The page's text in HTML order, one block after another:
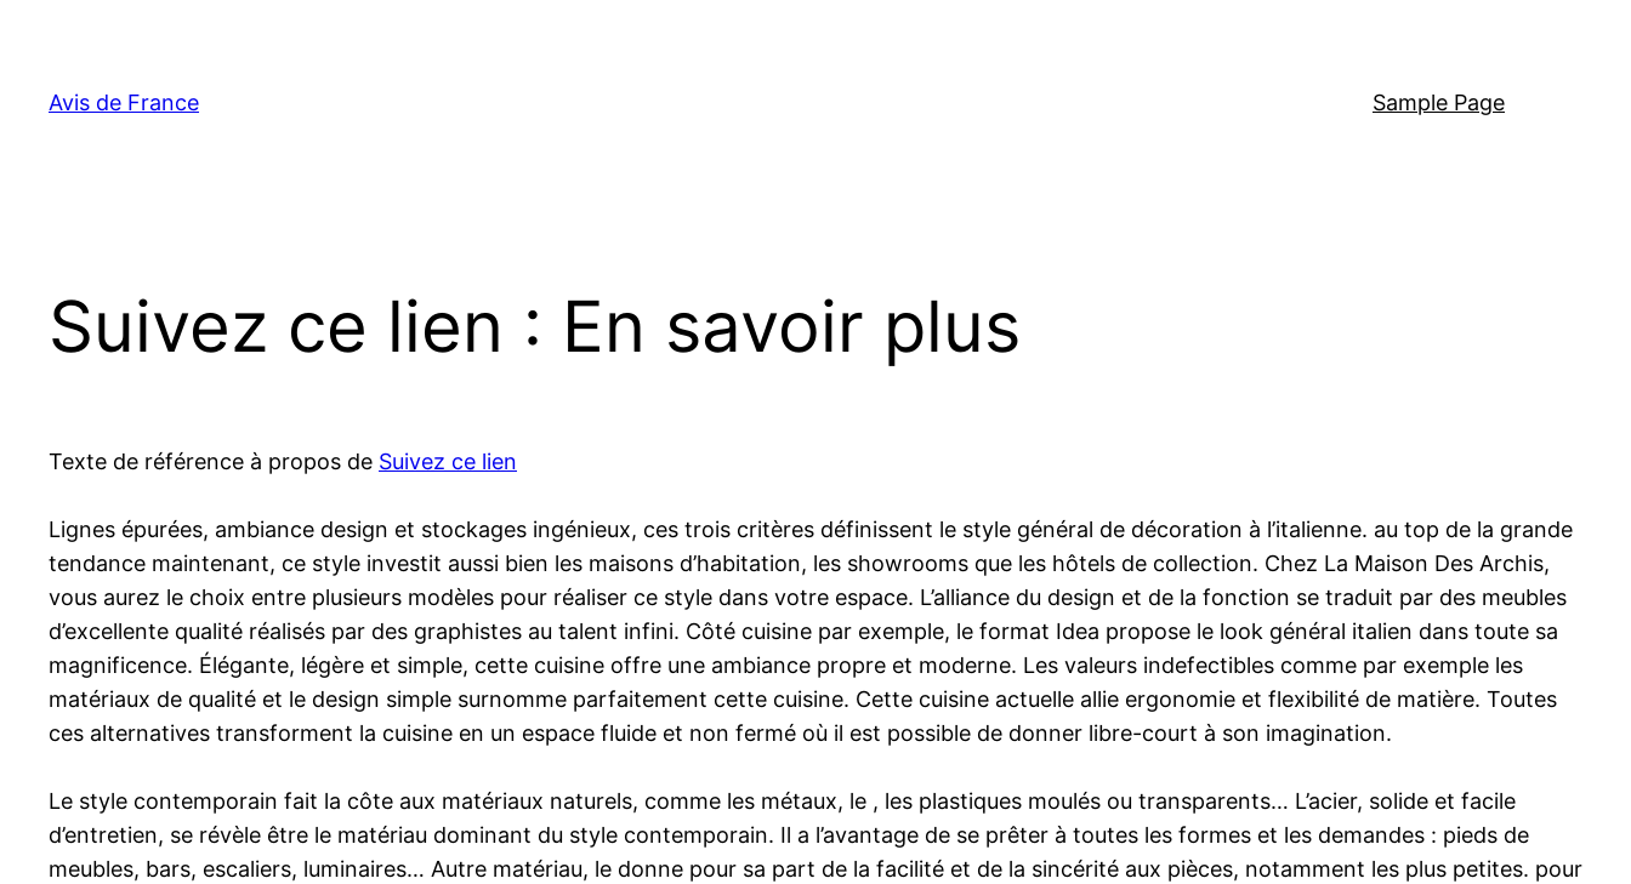
contenu
Avis de France Sample Page
Suivez ce lien : En savoir plus
Texte de référence à propos de Suivez ce lien
Lignes épurées, ambiance design et stockages ingénieux, ces trois critères définissent le style général de décoration à l’italienne. au top de la grande
tendance maintenant, ce style investit aussi bien les maisons d’habitation, les showrooms que les hôtels de collection. Chez La Maison Des Archis,
vous aurez le choix entre plusieurs modèles pour réaliser ce style dans votre espace. L’alliance du design et de la fonction se traduit par des meubles
d’excellente qualité réalisés par des graphistes au talent infini. Côté cuisine par exemple, le format Idea propose le look général italien dans toute sa
magnificence. Élégante, légère et simple, cette cuisine offre une ambiance propre et moderne. Les valeurs indefectibles comme par exemple les
matériaux de qualité et le design simple surnomme parfaitement cette cuisine. Cette cuisine actuelle allie ergonomie et flexibilité de matière. Toutes
ces alternatives transforment la cuisine en un espace fluide et non fermé où il est possible de donner libre-court à son imagination.
Le style contemporain fait la côte aux matériaux naturels, comme les métaux, le , les plastiques moulés ou transparents… L’acier, solide et facile
d’entretien, se révèle être le matériau dominant du style contemporain. Il a l’avantage de se prêter à toutes les formes et les demandes : pieds de
meubles, bars, escaliers, luminaires… Autre matériau, le donne pour sa part de la facilité et de la sincérité aux pièces, notamment les plus petites. pour